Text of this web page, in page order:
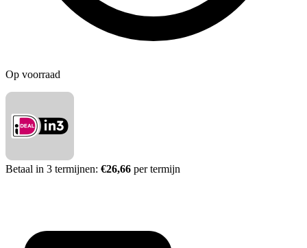
Op voorraad
Betaal in 3 termijnen: €26,66 per termijn